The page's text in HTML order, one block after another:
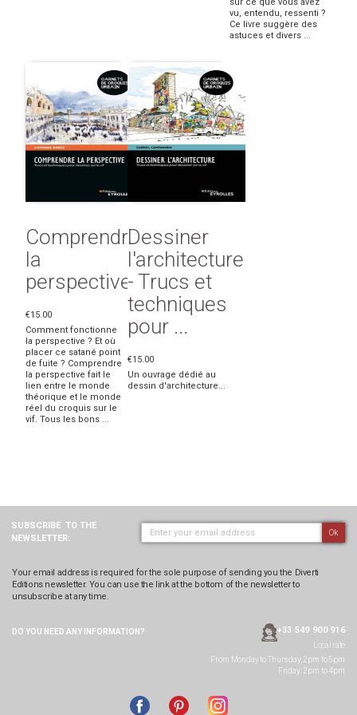
sur ce que vous avez
vu, entendu, ressenti ?
Ce livre suggère des
astuces et divers ...
Comprendre
la
perspective
€15.00
Comment fonctionne
la perspective ? Et où
placer ce satané point
de fuite ? Comprendre
la perspective fait le
lien entre le monde
théorique et le monde
réel du croquis sur le
vif. Tous les bons ...
Dessiner
l'architecture
- Trucs et
techniques
pour ...
€15.00
Un ouvrage dédié au
dessin d'architecture...
SUBSCRIBE TO THE
NEWSLETTER:
Ok
Your email address is required for the sole purpose of sending you the Diverti
Editions newsletter. You can use the link at the bottom of the newsletter to
unsubscribe at any time.
DO YOU NEED ANY INFORMATION? +33 549 900 916
Local rate
From Monday to Thursday, 2pm to 5pm
Friday: 2pm to 4pm